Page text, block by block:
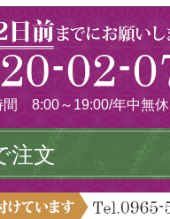
間 8:00～19:00/年中無休
注文